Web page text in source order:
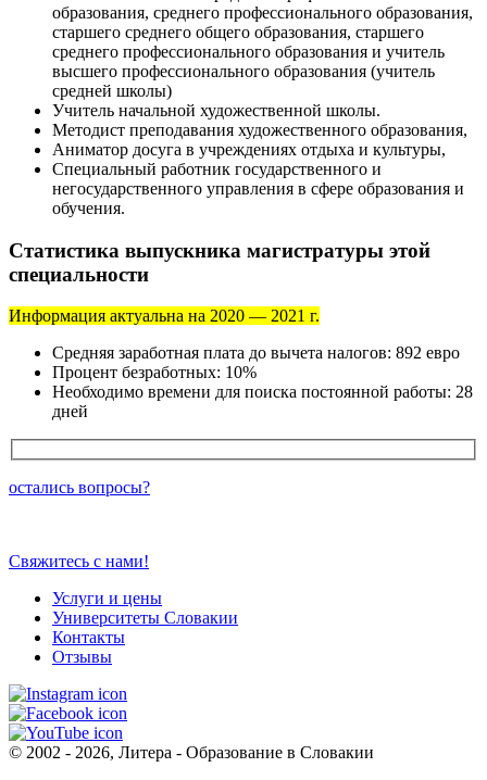
образования, среднего профессионального образования,
старшего среднего общего образования, старшего
среднего профессионального образования и учитель
высшего профессионального образования (учитель
средней школы)
Учитель начальной художественной школы.
Методист преподавания художественного образования,
Аниматор досуга в учреждениях отдыха и культуры,
Специальный работник государственного и
негосударственного управления в сфере образования и
обучения.
Статистика выпускника магистратуры этой
специальности
Информация актуальна на 2020 — 2021 г.
Средняя заработная плата до вычета налогов: 892 евро
Процент безработных: 10%
Необходимо времени для поиска постоянной работы: 28
дней
остались вопросы?
Свяжитесь с нами!
Услуги и цены
Университеты Словакии
Контакты
Отзывы
© 2002 - 2026, Литера - Образование в Словакии